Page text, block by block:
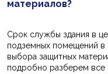
материалов?
Срок службы здания в
подземных помещений в
выбора защитных
подробно разберем все